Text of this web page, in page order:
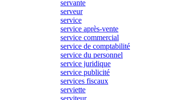
servante
serveur
service
service après-vente
service commercial
service de comptabilité
service du personnel
service juridique
service publicité
services fiscaux
serviette
serviteur